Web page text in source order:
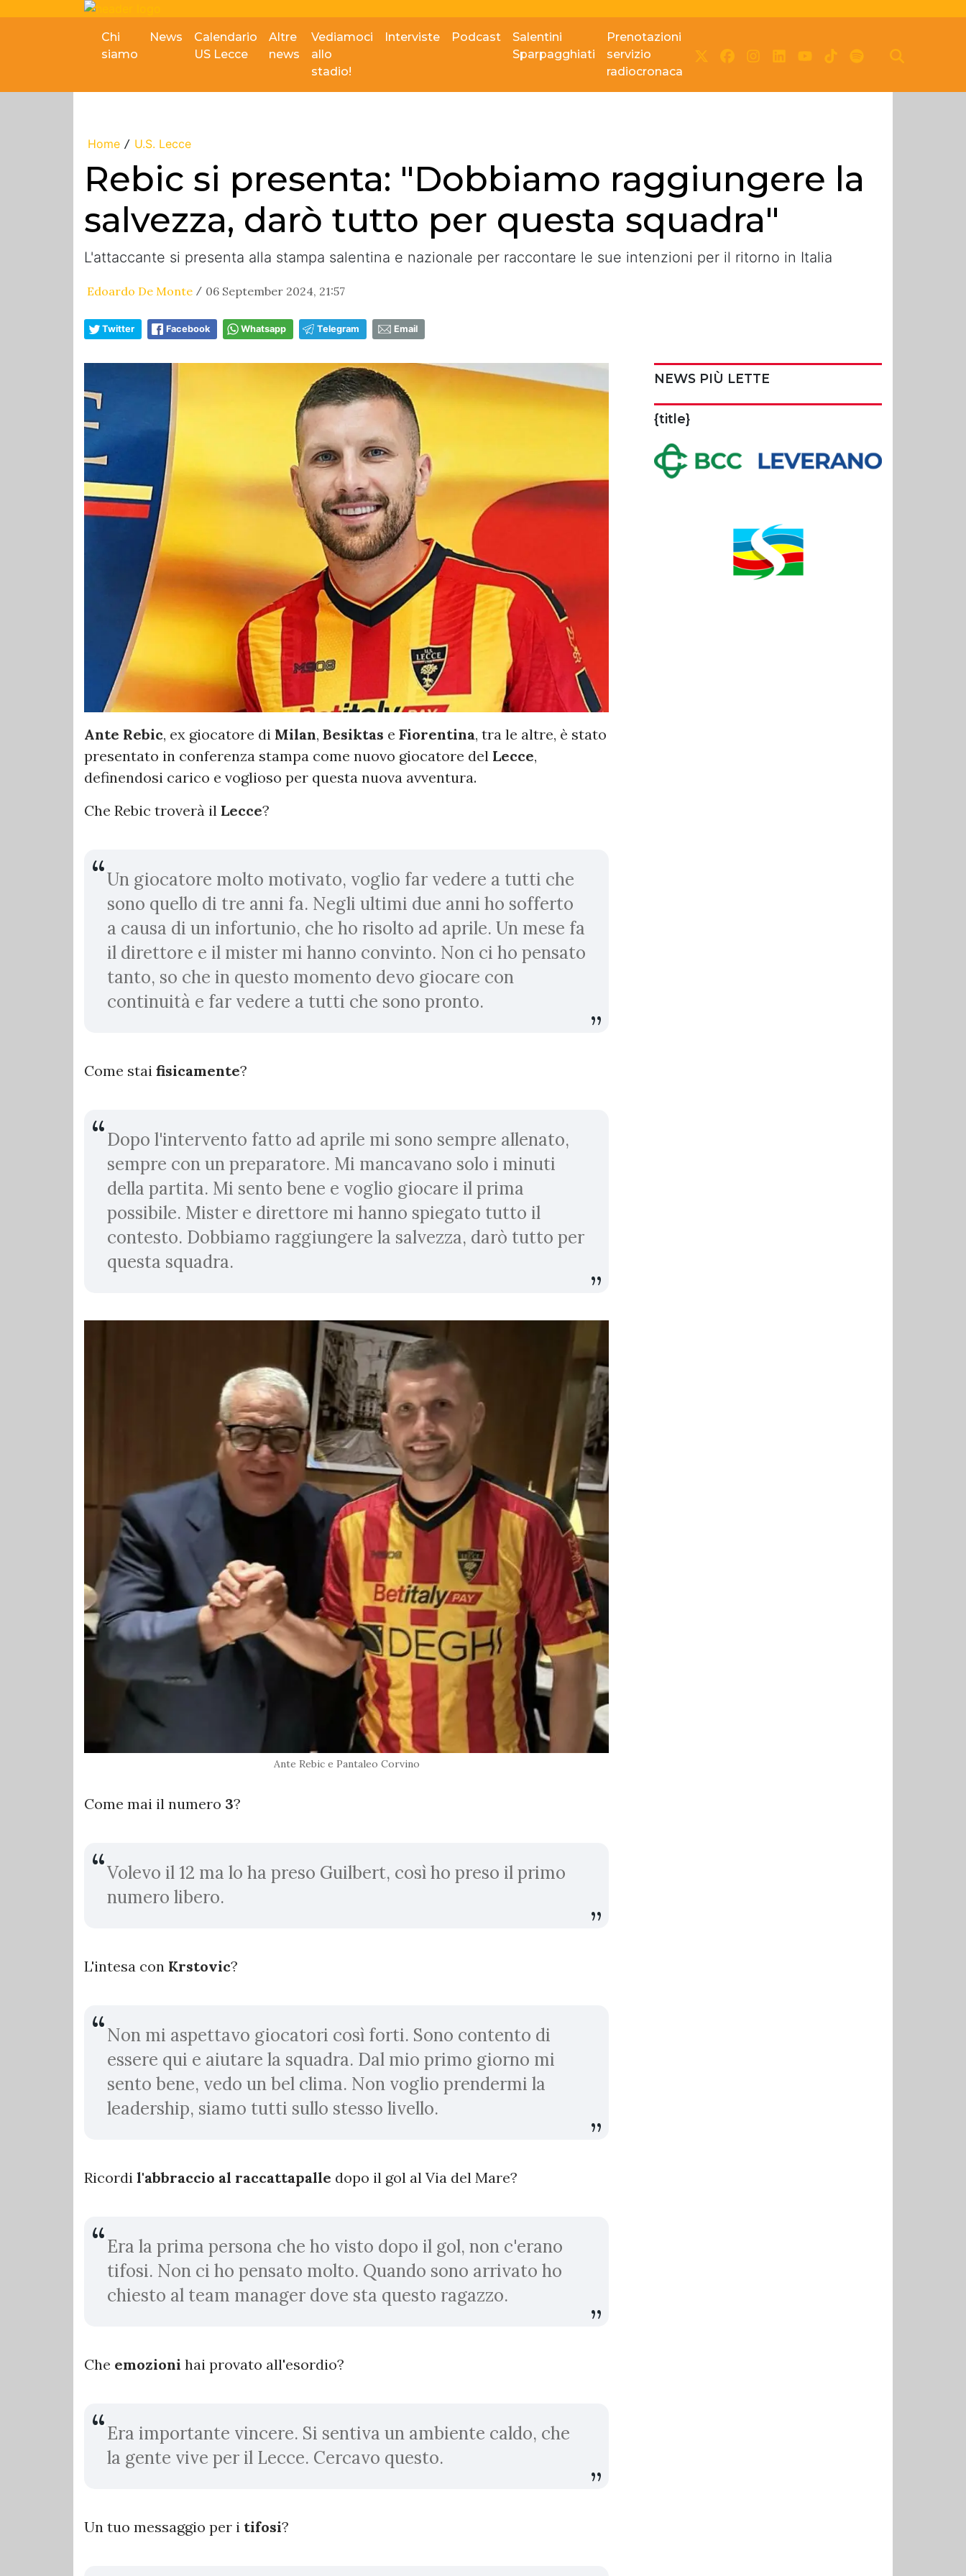
Chi
siamo
News
Calendario
US Lecce
Altre
news
Vediamoci
allo
stadio!
Interviste Podcast
Salentini
Sparpagghiati
Prenotazioni
servizio
radiocronaca
Home / U.S. Lecce
Rebic si presenta: "Dobbiamo raggiungere la
salvezza, darò tutto per questa squadra"
L'attaccante si presenta alla stampa salentina e nazionale per raccontare le sue intenzioni per il ritorno in Italia
Edoardo De Monte / 06 September 2024, 21:57
Twitter Facebook Whatsapp Telegram Email
Ante Rebic, ex giocatore di Milan, Besiktas e Fiorentina, tra le altre, è stato
presentato in conferenza stampa come nuovo giocatore del Lecce,
definendosi carico e voglioso per questa nuova avventura.
Che Rebic troverà il Lecce?
Un giocatore molto motivato, voglio far vedere a tutti che
sono quello di tre anni fa. Negli ultimi due anni ho sofferto
a causa di un infortunio, che ho risolto ad aprile. Un mese fa
il direttore e il mister mi hanno convinto. Non ci ho pensato
tanto, so che in questo momento devo giocare con
continuità e far vedere a tutti che sono pronto.
Come stai fisicamente?
Dopo l'intervento fatto ad aprile mi sono sempre allenato,
sempre con un preparatore. Mi mancavano solo i minuti
della partita. Mi sento bene e voglio giocare il prima
possibile. Mister e direttore mi hanno spiegato tutto il
contesto. Dobbiamo raggiungere la salvezza, darò tutto per
questa squadra.
Ante Rebic e Pantaleo Corvino
Come mai il numero 3?
Volevo il 12 ma lo ha preso Guilbert, così ho preso il primo
numero libero.
L'intesa con Krstovic?
Non mi aspettavo giocatori così forti. Sono contento di
essere qui e aiutare la squadra. Dal mio primo giorno mi
sento bene, vedo un bel clima. Non voglio prendermi la
leadership, siamo tutti sullo stesso livello.
Ricordi l'abbraccio al raccattapalle dopo il gol al Via del Mare?
Era la prima persona che ho visto dopo il gol, non c'erano
tifosi. Non ci ho pensato molto. Quando sono arrivato ho
chiesto al team manager dove sta questo ragazzo.
Che emozioni hai provato all'esordio?
Era importante vincere. Si sentiva un ambiente caldo, che
la gente vive per il Lecce. Cercavo questo.
Un tuo messaggio per i tifosi?
NEWS PIÙ LETTE
{title}